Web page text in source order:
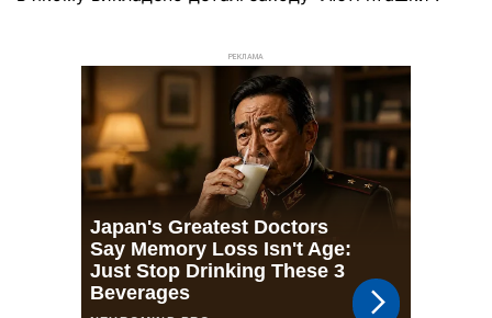
РЕКЛАМА